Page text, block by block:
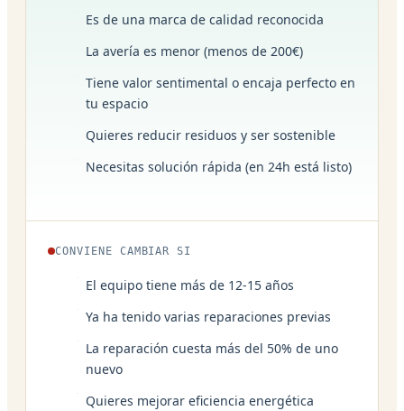
Es de una marca de calidad reconocida
La avería es menor (menos de 200€)
Tiene valor sentimental o encaja perfecto en
tu espacio
Quieres reducir residuos y ser sostenible
Necesitas solución rápida (en 24h está listo)
CONVIENE CAMBIAR SI
El equipo tiene más de 12-15 años
Ya ha tenido varias reparaciones previas
La reparación cuesta más del 50% de uno
nuevo
Quieres mejorar eficiencia energética